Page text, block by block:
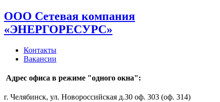
ООО Сетевая компания
«ЭНЕРГОРЕСУРС»
Контакты
Вакансии
Адрес офиса в режиме "одного окна":
г. Челябинск, ул. Новороссийская д.30 оф. 303 (оф. 314)